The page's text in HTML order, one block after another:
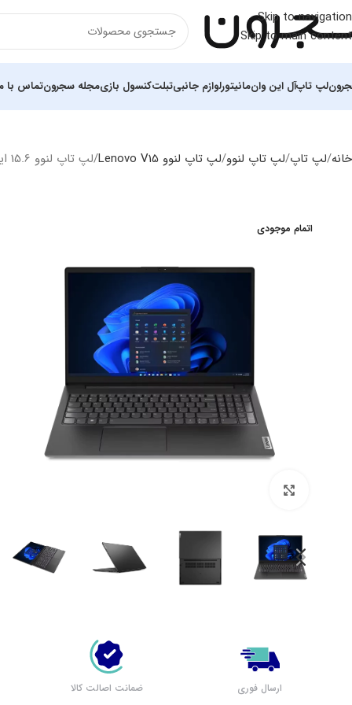
Skip to navigation
Skip to main content
لپ تاپ
لپ تاپ لنوو (مشاهده همه)
لپ تاپ IdeaPad 3
لپ تاپ IdeaPad 5
آل این وانمانیتورلوازم جانبیتبلتکنسول بازیمجله سجرونتماس با
خانه لپ تاپ لپ‌ تاپ لنوو لپ تاپ لنوو Lenovo V15 لپ تاپ لنوو 15.6 اینچی مدل V15 i3 1315U 24GB 1TB HDD+256GB SSD
اتمام موجودی
ارسال فوری ضمانت اصالت کالا